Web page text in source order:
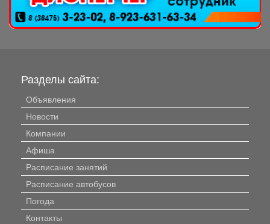
Разделы сайта:
Объявления
Новости
Компании
Афиша
Расписание занятий
Расписание автобусов
Погода
Контакты